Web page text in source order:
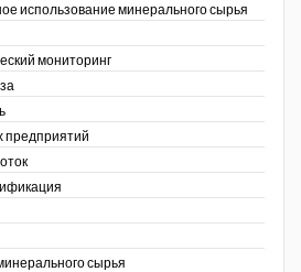
использование минерального сырья
мониторинг
предприятий
сырья